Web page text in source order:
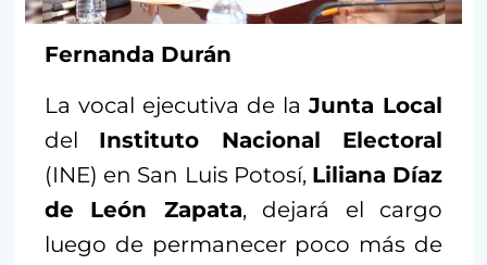
Fernanda Durán
La vocal ejecutiva de laJunta Local
del Instituto Nacional Electoral
(INE) en San Luis Potosí, Liliana Díaz
de León Zapata, dejará el cargo
luego de permanecer poco más de